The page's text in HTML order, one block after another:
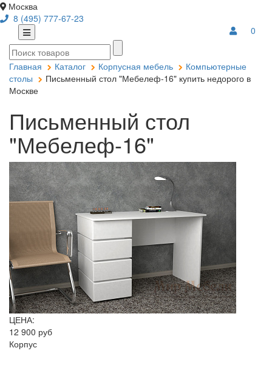
Москва
8 (495) 777-67-23
0
Главная Каталог Корпусная мебель
Компьютерные
столы
Письменный стол "Мебелеф-16" купить недорого в
Москве
Письменный стол
"Мебелеф-16"
ЦЕНА:
12 900 руб
Корпус